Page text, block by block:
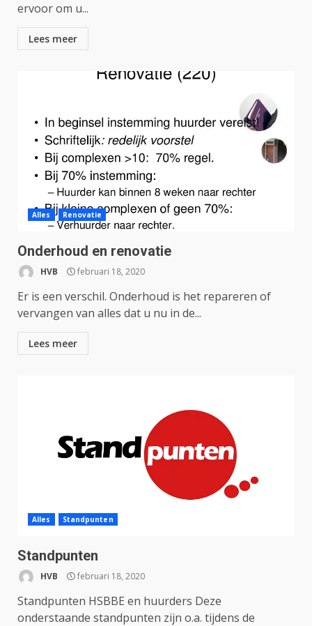
ervoor om u...
Lees meer
Alles Renovatie
Onderhoud en renovatie
HVB februari 18, 2020
Er is een verschil. Onderhoud is het repareren of
vervangen van alles dat u nu in de...
Lees meer
Alles Standpunten
Standpunten
HVB februari 18, 2020
Standpunten HSBBE en huurders Deze
onderstaande standpunten zijn o.a. tijdens de